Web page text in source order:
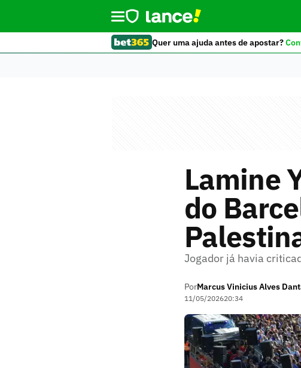
Quer uma ajuda antes de apostar?
Lamine
do
Jogador já havia
PorMarcus Vinicius Alves
11/05/202620:34